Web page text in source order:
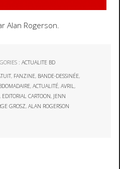
Alan Rogerson.
:ACTUALITE BD
, FANZINE, BANDE-DESSINÉE,
,ACTUALITÉ,AVRIL,
, EDITORIAL CARTOON, JENN
GROSZ,ALAN ROGERSON